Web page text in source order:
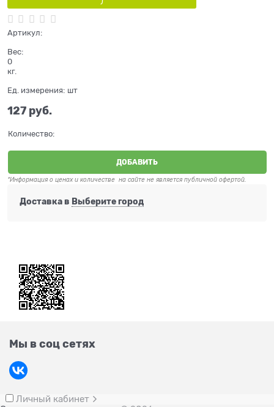
Артикул:
Вес:
0
кг.
Ед. измерения: шт
127 руб.
Количество:
ДОБАВИТЬ
*Информация о ценах и количестве на сайте не является публичной офертой.
Доставка в Выберите город
Мы в соц сетях
Личный кабинет